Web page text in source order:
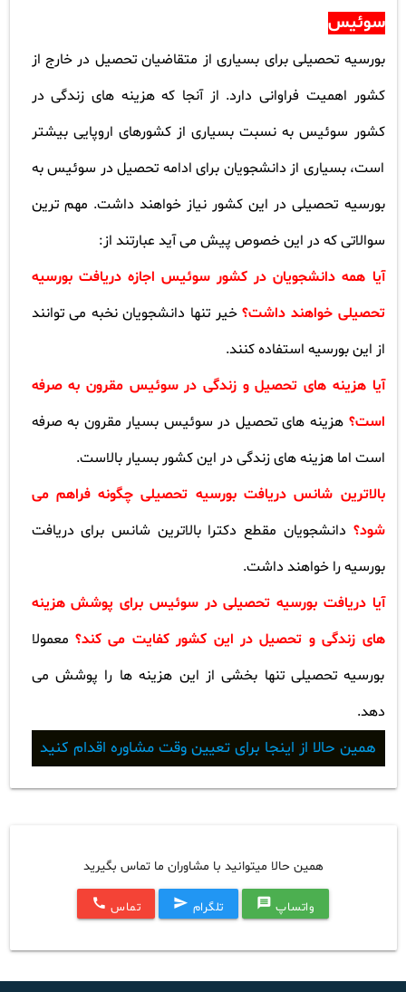
سوئیس
بورسیه تحصیلی برای بسیاری از متقاضیان تحصیل در خارج از
کشور اهمیت فراوانی دارد. از آنجا که هزینه های زندگی در
کشور سوئیس به نسبت بسیاری از کشورهای اروپایی بیشتر
است، بسیاری از دانشجویان برای ادامه تحصیل در سوئیس به
بورسیه تحصیلی در این کشور نیاز خواهند داشت. مهم ترین
سوالاتی که در این خصوص پیش می آید عبارتند از:
آیا همه دانشجویان در کشور سوئیس اجازه دریافت بورسیه
تحصیلی خواهند داشت؟ خیر تنها دانشجویان نخبه می توانند
از این بورسیه استفاده کنند.
آیا هزینه های تحصیل و زندگی در سوئیس مقرون به صرفه
است؟ هزینه های تحصیل در سوئیس بسیار مقرون به صرفه
است اما هزینه های زندگی در این کشور بسیار بالاست.
بالاترین شانس دریافت بورسیه تحصیلی چگونه فراهم می
شود؟ دانشجویان مقطع دکترا بالاترین شانس برای دریافت
بورسیه را خواهند داشت.
آیا دریافت بورسیه تحصیلی در سوئیس برای پوشش هزینه
های زندگی و تحصیل در این کشور کفایت می کند؟ معمولا
بورسیه تحصیلی تنها بخشی از این هزینه ها را پوشش می
دهد.
همین حالا از اینجا برای تعیین وقت مشاوره اقدام کنید
همین حالا میتوانید با مشاوران ما تماس بگیرید
واتساپ message تلگرام send تماس call